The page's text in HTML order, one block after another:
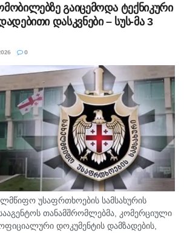
გაიცემოდა ტექნიკური
დასკვნები – სუს-მა 3
0
უსაფრთხოების სამსახურის
თანამშრომლებმა, კომერციული
დოკუმენტის დამზადების,